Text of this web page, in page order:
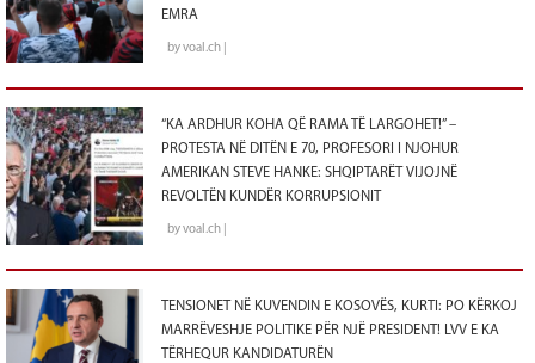
EMRA
by voal.ch |
“KA ARDHUR KOHA QË RAMA TË LARGOHET!” –
PROTESTA NË DITËN E 70, PROFESORI I NJOHUR
AMERIKAN STEVE HANKE: SHQIPTARËT VIJOJNË
REVOLTËN KUNDËR KORRUPSIONIT
by voal.ch |
TENSIONET NË KUVENDIN E KOSOVËS, KURTI: PO KËRKOJ
MARRËVESHJE POLITIKE PËR NJË PRESIDENT! LVV E KA
TËRHEQUR KANDIDATURËN